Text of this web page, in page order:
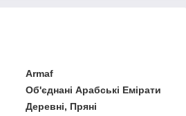
Armaf
Об'єднані Арабські Емірати
Деревні, Пряні